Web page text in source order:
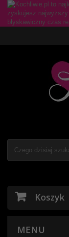
Koszyk
MENU